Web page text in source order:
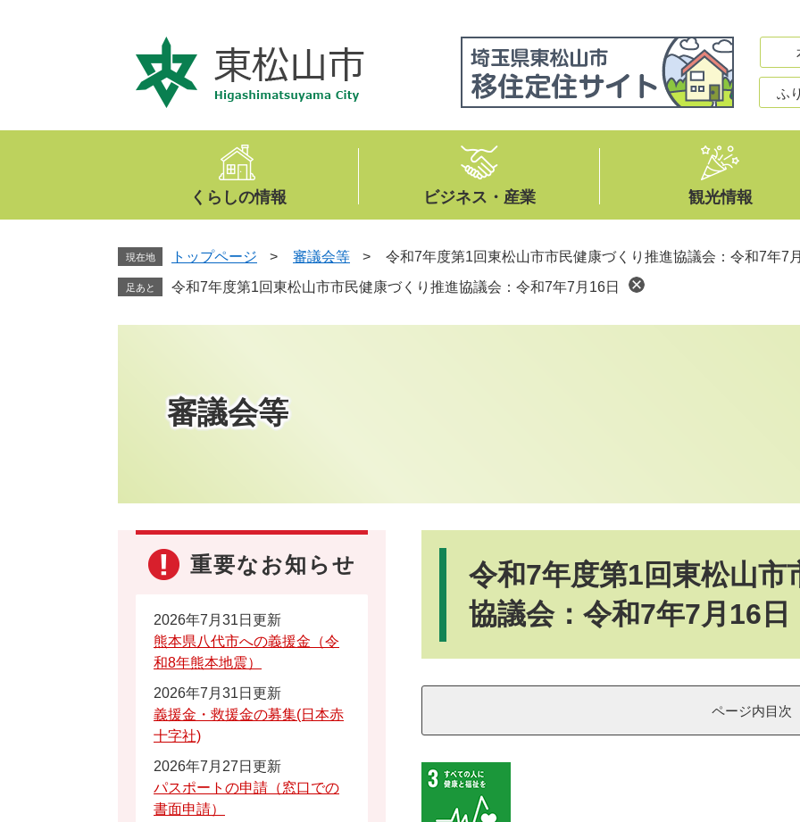
文
ふ
くらしの情報 ビジネス・産業 観光情報
現在地 トップページ > 審議会等 > 令和7年度第1回東松山市市民健康づくり推進協議会：令和7年7
足あと 令和7年度第1回東松山市市民健康づくり推進協議会：令和7年7月16日
審議会等
令和7年度第1回東松山市
協議会：令和7年7月16日
ページ内目次
重要なお知らせ
2026年7月31日更新
熊本県八代市への義援金（令
和8年熊本地震）
2026年7月31日更新
義援金・救援金の募集(日本赤
十字社)
2026年7月27日更新
パスポートの申請（窓口での
書面申請）